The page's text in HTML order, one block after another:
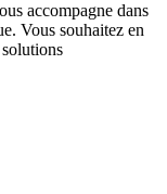
accompagne dans
Vous souhaitez en